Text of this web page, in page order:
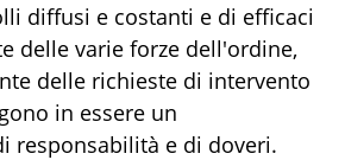
diffusi e costanti e di efficaci
delle varie forze dell'ordine,
delle richieste di intervento
in essere un
responsabilità e di doveri.